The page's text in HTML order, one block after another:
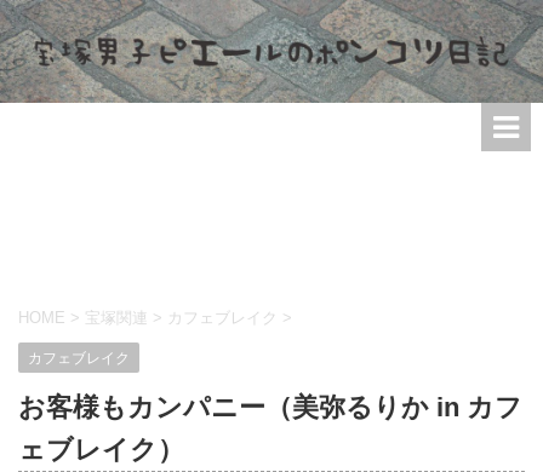
HOME > 宝塚関連 > カフェブレイク >
カフェブレイク
お客様もカンパニー（美弥るりか in カフ
ェブレイク）